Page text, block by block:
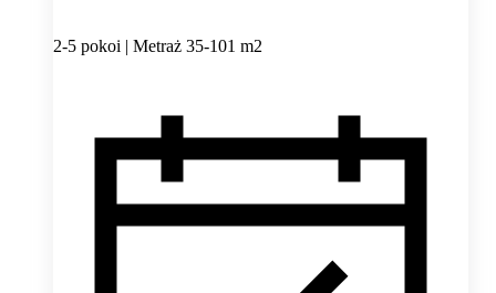
2-5 pokoi | Metraż 35-101 m2